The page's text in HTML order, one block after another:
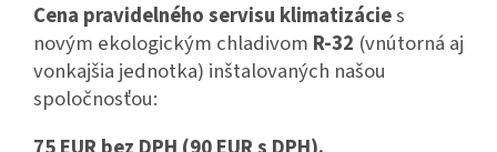
Cena pravidelného servisu klimatizácies
novým ekologickým chladivom R-32 (vnútorná aj
vonkajšia jednotka) inštalovaných našou
spoločnosťou: